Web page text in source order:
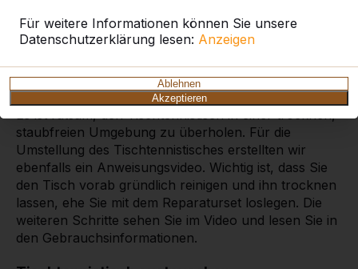
Für weitere Informationen können Sie unsere
Datenschutzerklärung lesen: Anzeigen
Ablehnen
Akzeptieren
Befolgen Sie den Anweisungen
überholen, ist es ratsam, die Schritte vorab gründlich
zu lesen und sich das Anweisungsvideo anzusehen.
Es ist ratsam, den Tischtennistisch in einer trocknen,
staubfreien Umgebung zu überholen. Für die
Umstellung des Tischtennistisches erstellten wir
ebenfalls ein Anweisungsvideo. Wichtig ist, dass Sie
den Tisch vorab gründlich reinigen und ihn trocknen
lassen, ehe Sie mit dem Reparaturset loslegen. Die
weiteren Schritte sehen Sie im Video und lesen Sie in
den Gebrauchsinformationen.